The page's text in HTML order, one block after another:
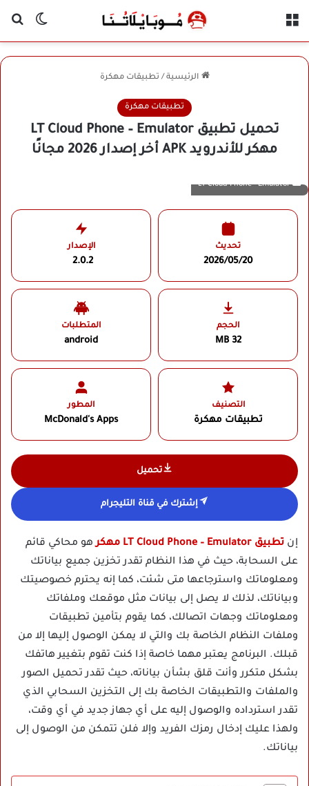
الوضع
الرئيسية / تطبيقات مهكرة
تطبيقات مهكرة
تحميل تطبيق LT Cloud Phone – Emulator
مهكر للأندرويد APK أخر إصدار 2026 مجانًا
LT Cloud Phone - Emulator
تحديث
2026/05/20
الإصدار
2.0.2
الحجم
32 MB
المتطلبات
android
التصنيف
تطبيقات مهكرة
المطور
McDonald's Apps‏
تحميل
إشترك في قناة التليجرام
إن تطبيق LT Cloud Phone – Emulator مهكر
هو محاكي قائم
على السحابة، حيث في هذا النظام تقدر تخزين جميع بياناتك
ومعلوماتك واسترجاعها متى شئت، كما إنه يحترم خصوصيتك
وبياناتك، لذلك لا يصل إلى بيانات مثل موقعك وملفاتك
ومعلوماتك وجهات اتصالك، كما يقوم بتأمين تطبيقات
وملفات النظام الخاصة بك والتي لا يمكن الوصول إليها إلا من
قبلك. البرنامج يعتبر مهما خاصة إذا كنت تقوم بتغيير هاتفك
بشكل متكرر وأنت قلق بشأن بياناته، حيث تقدر تحميل الصور
والملفات والتطبيقات الخاصة بك إلى التخزين السحابي الذي
تقدر استرداده والوصول إليه على أي جهاز جديد في أي وقت،
ولهذا عليك إدخال رمزك الفريد وإلا فلن تتمكن من الوصول إلى
بياناتك.